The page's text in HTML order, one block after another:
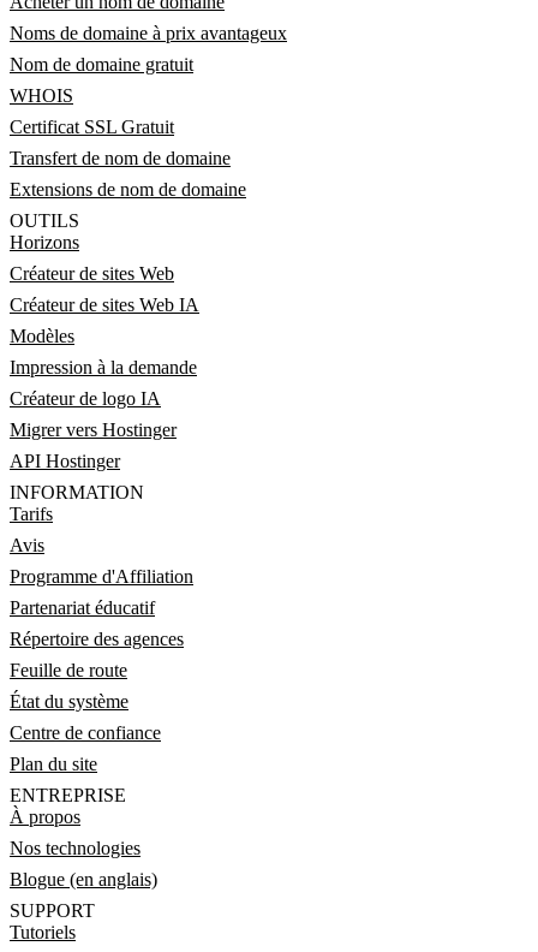
Noms de domaine à prix avantageux
Nom de domaine gratuit
WHOIS
Certificat SSL Gratuit
Transfert de nom de domaine
Extensions de nom de domaine
OUTILS
Horizons
Créateur de sites Web
Créateur de sites Web IA
Modèles
Impression à la demande
Créateur de logo IA
Migrer vers Hostinger
API Hostinger
INFORMATION
Tarifs
Avis
Programme d'Affiliation
Partenariat éducatif
Répertoire des agences
Feuille de route
État du système
Centre de confiance
Plan du site
ENTREPRISE
À propos
Nos technologies
Blogue (en anglais)
SUPPORT
Tutoriels